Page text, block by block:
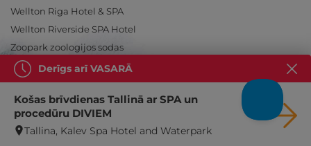
Wellton Riga Hotel & SPA
Wellton Riverside SPA Hotel
Zoopark zoologijos sodas
Ieslēdz atpūtu!
Derīgs arī VASARĀ
Košas brīvdienas Tallinā ar SPA un
procedūru DIVIEM
Tallina, Kalev Spa Hotel and Waterpark